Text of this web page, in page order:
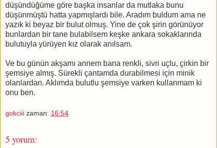
düşündüğüme göre başka insanlar da mutlaka bunu
düşünmüştü hatta yapmışlardı bile. Aradım buldum ama ne
yazık ki beyaz bir bulut olmuş. Yine de çok şirin görünüyor
bunlardan bir tane bulabilsem keşke ankara sokaklarında
bulutuyla yürüyen kız olarak anılsam.
Ve bu günün akşamı annem bana renkli, sivri uçlu, çirkin bir
şemsiye almış. Sürekli çantamda durabilmesi için minik
olanlardan. Aklımda bulutlu şemsiye varken kullanmam ki
onu ben.
gokciii zaman: 16:54
5 yorum: